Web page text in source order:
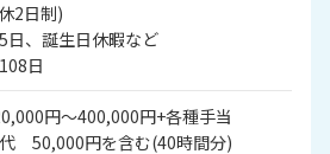
2日制)
日、誕生日休暇など
日
円～400,000円+各種手当
50,000円を含む(40時間分)